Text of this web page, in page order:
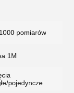
pomiarów
1M
pojedyncze